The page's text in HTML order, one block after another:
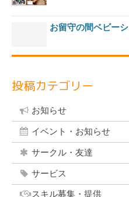
お留守の間ベビー
投稿カテゴリー
お知らせ
イベント・お知らせ
サークル・友達
サービス
スキル募集・提供